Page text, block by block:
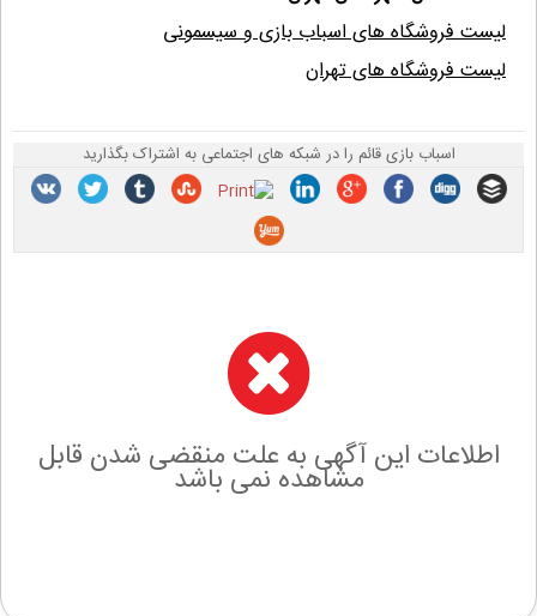
لیست فروشگاه های اسباب بازی و سیسمونی
لیست فروشگاه های تهران
اسباب بازی قائم را در شبکه های اجتماعی به اشتراک بگذارید
اطلاعات این آگهی به علت منقضی شدن قابل
مشاهده نمی باشد